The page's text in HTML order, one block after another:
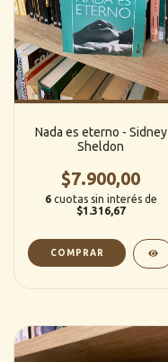
Nada es eterno - Sidney
Sheldon
$7.900,00
6 cuotas sin interés de
$1.316,67